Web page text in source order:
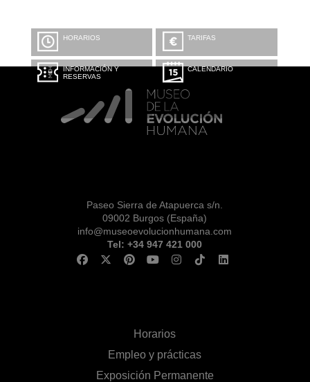
HORARIOS TARIFAS
INFORMACIÓN Y
RESERVAS
CALENDARIO
Paseo Sierra de Atapuerca s/n.
09002 Burgos (España)
info@museoevolucionhumana.com
Tel: +34 947 421 000
Horarios
Empleo y prácticas
Exposición Permanente